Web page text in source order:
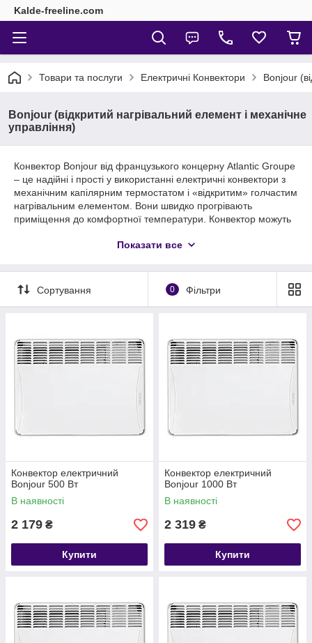
Kalde-freeline.com
Товари та послуги Електричні Конвектори Bonjour
Bonjour (відкритий нагрівальний елемент і механічне
управління)
Конвектор Bonjour від французького концерну Atlantic Groupe
– це надійні і прості у використанні електричні конвектори з
механічним капілярним термостатом і «відкритим» голчастим
нагрівальним елементом. Вони швидко прогрівають
приміщення до комфортної температури. Конвектор можуть
або приміщеннях з центральною системою опалення або
опалення для заміських будинків.
Конвектор Bonjour має клас захисту від бризок IP 24, і на
відміну від аналогічних конвекторів інших виробників, що
кімнатах.
Показати все
Сортування 0 Фільтри
Конвектор електричний
Bonjour 500 Вт
В наявності
2 179 ₴
Купити
Конвектор електричний
Bonjour 1000 Вт
В наявності
2 319 ₴
Купити